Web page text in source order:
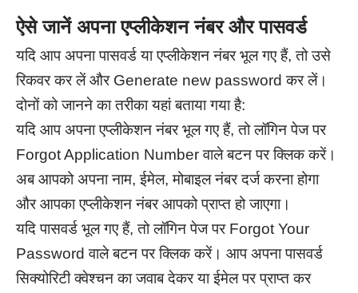
ऐसे जानें अपना एप्लीकेशन नंबर और पासवर्ड
यदि आप अपना पासवर्ड या एप्लीकेशन नंबर भूल गए हैं, तो उसे
रिकवर कर लें और Generate new password कर लें।
दोनों को जानने का तरीका यहां बताया गया है:
यदि आप अपना एप्लीकेशन नंबर भूल गए हैं, तो लॉगिन पेज पर
Forgot Application Number वाले बटन पर क्लिक करें।
अब आपको अपना नाम, ईमेल, मोबाइल नंबर दर्ज करना होगा
और आपका एप्लीकेशन नंबर आपको प्राप्त हो जाएगा।
यदि पासवर्ड भूल गए हैं, तो लॉगिन पेज पर Forgot Your
Password वाले बटन पर क्लिक करें। आप अपना पासवर्ड
सिक्योरिटी क्वेश्चन का जवाब देकर या ईमेल पर प्राप्त कर